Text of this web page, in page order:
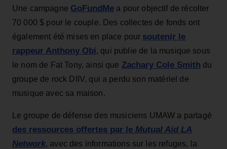
Une campagne GoFundMe a pour objectif de récolter
70 000 $ pour le couple. Des collectes de fonds ont
également été mises en place pour soutenir le
rappeur Anthony Obi, qui publie de la musique sous
le nom de Fat Tony, ainsi que Zachary Cole Smith du
groupe de rock DIIV, qui a perdu son matériel de
musique avec sa maison.
Le groupe de défense des musiciens UMAW a partagé
des ressources offertes par le Mutual Aid LA
Network, avec des informations sur les refuges, la